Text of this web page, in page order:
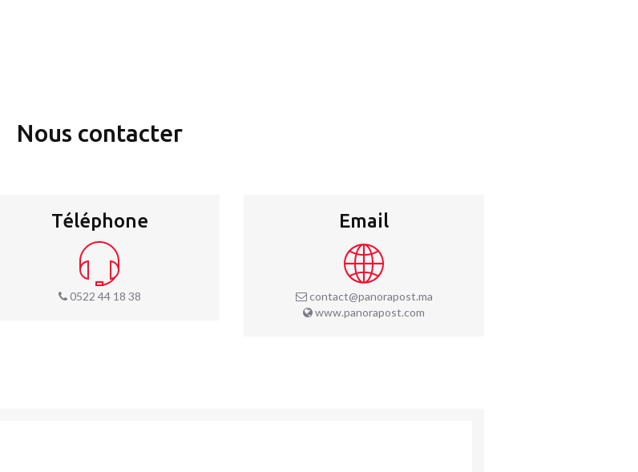
Nous contacter
Téléphone
0522 44 18 38
Email
contact@panorapost.ma
www.panorapost.com